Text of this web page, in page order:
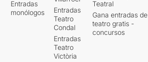
Entradas
monólogos
Entradas
Teatro
Condal
Entradas
Teatro
Victòria
Teatral
Gana entradas de
teatro gratis -
concursos